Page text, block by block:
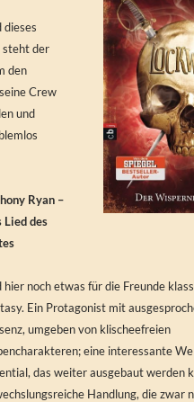
dieses
steht der
den
Crew
und
Ryan –
Lied des
hier noch etwas für die Freunde
Ein Protagonist mit
umgeben von klischeefreien
eine interessante
das weiter ausgebaut werden
Handlung, die zwar